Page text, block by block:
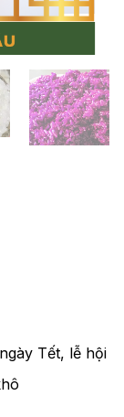
Tết, lễ hội